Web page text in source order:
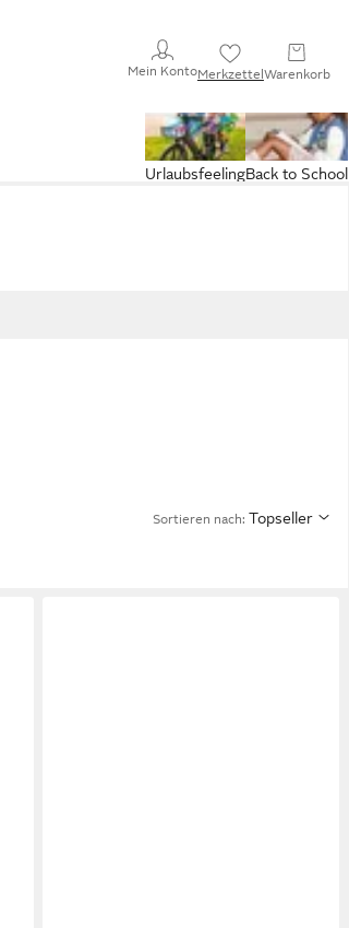
Mein KontoMerkzettelWarenkorb
Back to School
Urlaubsfeeling
Sortieren nach: Topseller